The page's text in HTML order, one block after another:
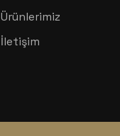
Ürünlerimiz
İletişim